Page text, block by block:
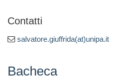
Contatti
salvatore.giuffrida(at)unipa.it
Bacheca